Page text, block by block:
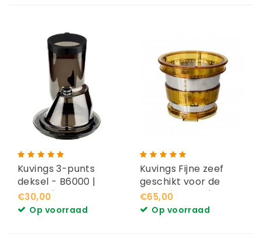
Kuvings 3-punts
deksel - B6000 |
C9500 | C7000
€30,00
Op voorraad
Kuvings Fijne zeef
geschikt voor de
B6000| B8200 |
C9500
€65,00
Op voorraad